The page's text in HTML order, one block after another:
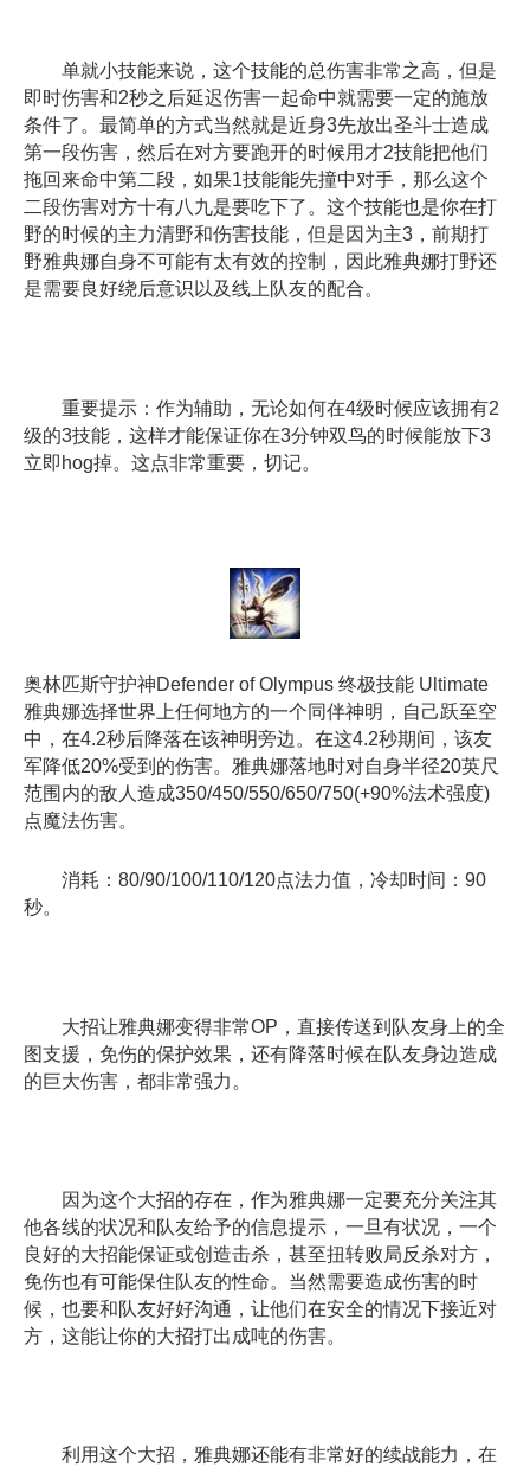
单就小技能来说，这个技能的总伤害非常之高，但是
即时伤害和2秒之后延迟伤害一起命中就需要一定的施放
条件了。最简单的方式当然就是近身3先放出圣斗士造成
第一段伤害，然后在对方要跑开的时候用才2技能把他们
拖回来命中第二段，如果1技能能先撞中对手，那么这个
二段伤害对方十有八九是要吃下了。这个技能也是你在打
野的时候的主力清野和伤害技能，但是因为主3，前期打
野雅典娜自身不可能有太有效的控制，因此雅典娜打野还
是需要良好绕后意识以及线上队友的配合。
重要提示：作为辅助，无论如何在4级时候应该拥有2
级的3技能，这样才能保证你在3分钟双鸟的时候能放下3
立即hog掉。这点非常重要，切记。
奥林匹斯守护神Defender of Olympus 终极技能 Ultimate
雅典娜选择世界上任何地方的一个同伴神明，自己跃至空
中，在4.2秒后降落在该神明旁边。在这4.2秒期间，该友
军降低20%受到的伤害。雅典娜落地时对自身半径20英尺
范围内的敌人造成350/450/550/650/750(+90%法术强度)
点魔法伤害。
消耗：80/90/100/110/120点法力值，冷却时间：90
秒。
大招让雅典娜变得非常OP，直接传送到队友身上的全
图支援，免伤的保护效果，还有降落时候在队友身边造成
的巨大伤害，都非常强力。
因为这个大招的存在，作为雅典娜一定要充分关注其
他各线的状况和队友给予的信息提示，一旦有状况，一个
良好的大招能保证或创造击杀，甚至扭转败局反杀对方，
免伤也有可能保住队友的性命。当然需要造成伤害的时
候，也要和队友好好沟通，让他们在安全的情况下接近对
方，这能让你的大招打出成吨的伤害。
利用这个大招，雅典娜还能有非常好的续战能力，在